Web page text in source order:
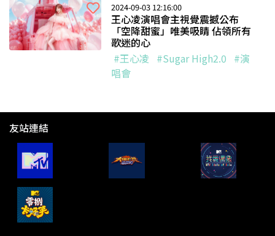
2024-09-03 12:16:00
王心凌演唱會主視覺震撼公布
「空降甜蜜」唯美吸睛 佔領所有
歌迷的心
#王心凌 #Sugar High2.0 #演
唱會
友站連結